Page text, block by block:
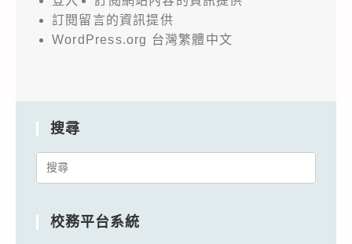
訂閱留言的資訊提供
WordPress.org 台灣繁體中文
搜尋
Search
校務平台系統